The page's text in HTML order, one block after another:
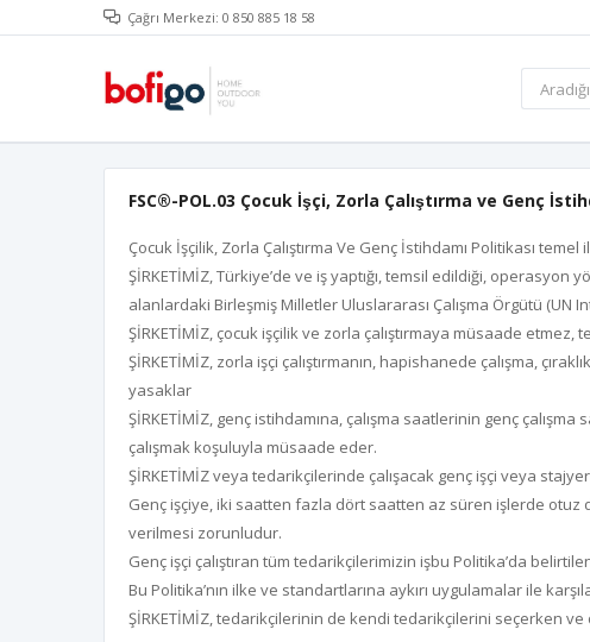
Çağrı Merkezi: 0 850 885 18 58
FSC®️-POL.03 Çocuk İşçi, Zorla Çalıştırma ve Genç
Çocuk İşçilik, Zorla Çalıştırma Ve Genç İstihdamı Politikası
ŞİRKETİMİZ, Türkiye’de ve iş yaptığı, temsil edildiği,
alanlardaki Birleşmiş Milletler Uluslararası Çalışma Örgütü
ŞİRKETİMİZ, çocuk işçilik ve zorla çalıştırmaya müsaade
ŞİRKETİMİZ, zorla işçi çalıştırmanın, hapishanede çalışma,
yasaklar
ŞİRKETİMİZ, genç istihdamına, çalışma saatlerinin genç
çalışmak koşuluyla müsaade eder.
ŞİRKETİMİZ veya tedarikçilerinde çalışacak genç işçi veya
Genç işçiye, iki saatten fazla dört saatten az süren işlerde
verilmesi zorunludur.
Genç işçi çalıştıran tüm tedarikçilerimizin işbu Politika’da
Bu Politika’nın ilke ve standartlarına aykırı uygulamalar ile
ŞİRKETİMİZ, tedarikçilerinin de kendi tedarikçilerini seçerken ve